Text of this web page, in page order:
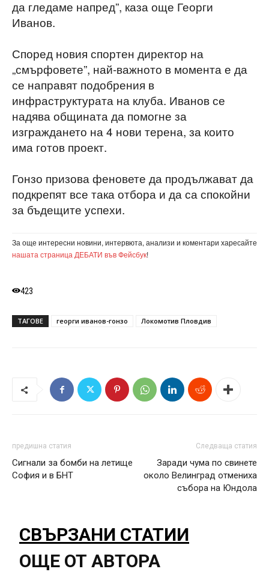
да гледаме напред”, каза още Георги
Иванов.
Според новия спортен директор на
„смърфовете”, най-важното в момента е да
се направят подобрения в
инфраструктурата на клуба. Иванов се
надява общината да помогне за
изграждането на 4 нови терена, за които
има готов проект.
Гонзо призова феновете да продължават да
подкрепят все така отбора и да са спокойни
за бъдещите успехи.
За още интересни новини, интервюта, анализи и коментари харесайте
нашата страница ДЕБАТИ във Фейсбук!
423
ТАГОВЕ георги иванов-гонзо Локомотив Пловдив
предишна статия
Сигнали за бомби на летище
София и в БНТ
Следваща статия
Заради чума по свинете
около Велинград отмениха
събора на Юндола
СВЪРЗАНИ СТАТИИ
ОЩЕ ОТ АВТОРА